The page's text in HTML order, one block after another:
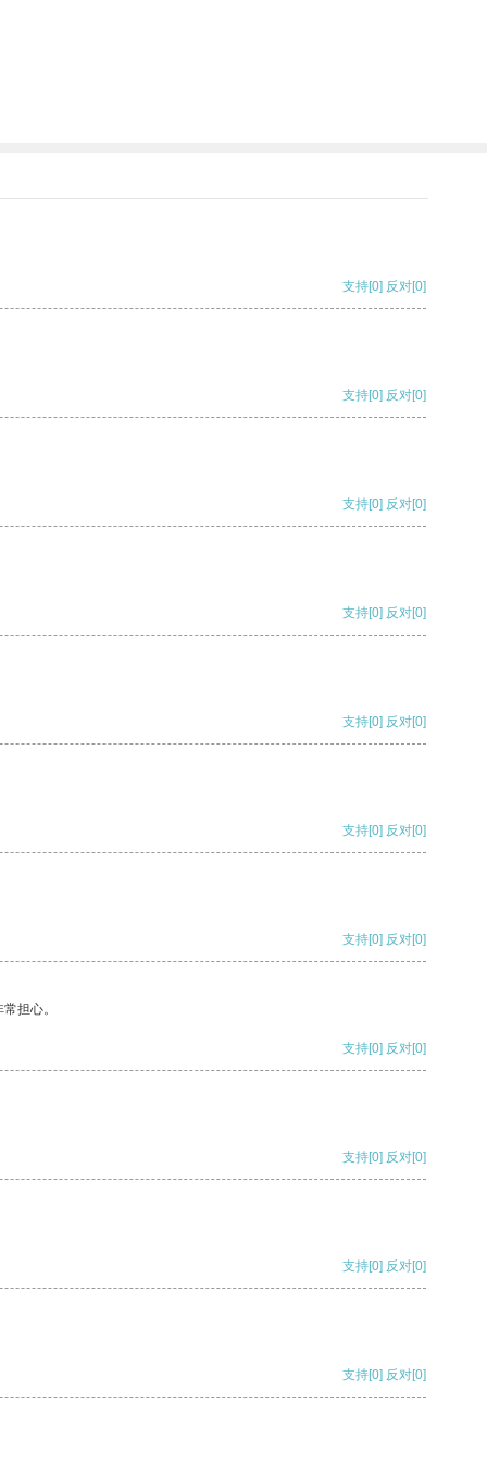
支持[0] 反对[0]
支持[0] 反对[0]
支持[0] 反对[0]
支持[0] 反对[0]
支持[0] 反对[0]
支持[0] 反对[0]
支持[0] 反对[0]
担心。
支持[0] 反对[0]
支持[0] 反对[0]
支持[0] 反对[0]
支持[0] 反对[0]